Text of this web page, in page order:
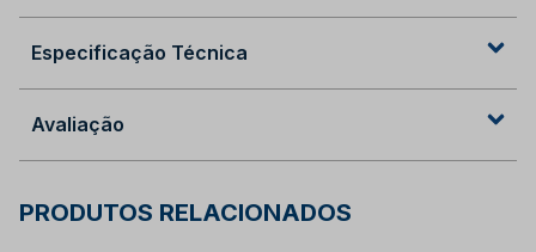
Especificação Técnica
Avaliação
PRODUTOS RELACIONADOS